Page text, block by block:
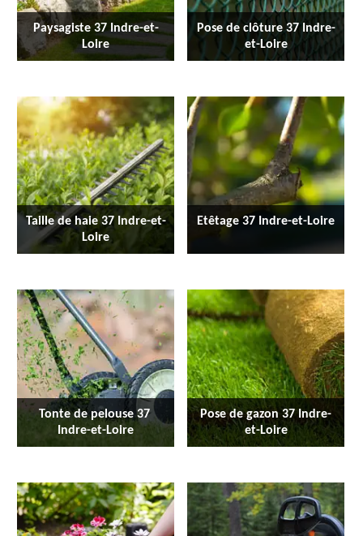
Paysagiste 37 Indre-et-
Loire
Pose de clôture 37 Indre-
et-Loire
Taille de haie 37 Indre-et-
Loire
Etêtage 37 Indre-et-Loire
Tonte de pelouse 37
Indre-et-Loire
Pose de gazon 37 Indre-
et-Loire